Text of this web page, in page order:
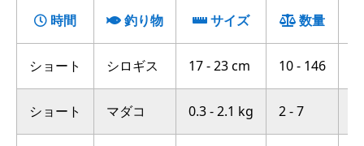
時間 釣り物 サイズ 数量
ショート シロギス 17 - 23 cm 10 - 146
ショート マダコ 0.3 - 2.1 kg 2 - 7